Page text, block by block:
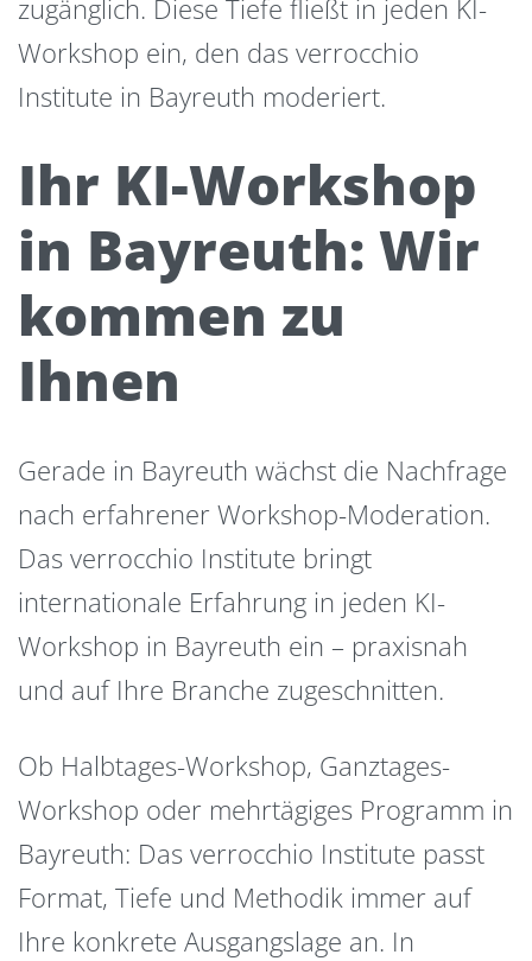
zugänglich. Diese Tiefe fließt in jeden KI-
Workshop ein, den das verrocchio
Institute in Bayreuth moderiert.
Ihr KI-Workshop
in Bayreuth: Wir
kommen zu
Ihnen
Gerade in Bayreuth wächst die Nachfrage
nach erfahrener Workshop-Moderation.
Das verrocchio Institute bringt
internationale Erfahrung in jeden KI-
Workshop in Bayreuth ein – praxisnah
und auf Ihre Branche zugeschnitten.
Ob Halbtages-Workshop, Ganztages-
Workshop oder mehrtägiges Programm in
Bayreuth: Das verrocchio Institute passt
Format, Tiefe und Methodik immer auf
Ihre konkrete Ausgangslage an. In